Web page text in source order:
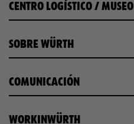
CENTRO LOGÍSTICO / MUSEO
SOBRE WÜRTH
COMUNICACIÓN
WORKINWÜRTH